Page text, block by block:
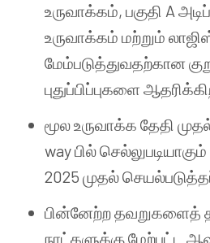
உருவாக்கம், பகுதி A
உருவாக்கம் மற்றும்
மேம்படுத்துவதற்கான
புதுப்பிப்புகளை
மூல உருவாக்க தேதி
way பில்
2025 முதல்
பின்னேற்ற தவறுகளைத்
நாட்களுக்கு மேற்பட்ட